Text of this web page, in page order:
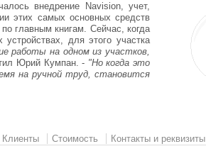
внедрение Navision, учет,
этих самых основных средств
главным книгам. Сейчас, когда
для этого участка
работы на одном из участков,
Юрий Кумпан. - "Но когда это
на ручной труд, становится
Клиенты Стоимость Контакты и реквизиты